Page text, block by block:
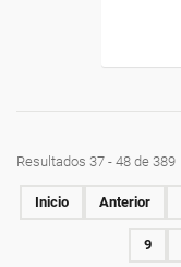
Resultados 37 - 48 de 389
Inicio Anterior
9